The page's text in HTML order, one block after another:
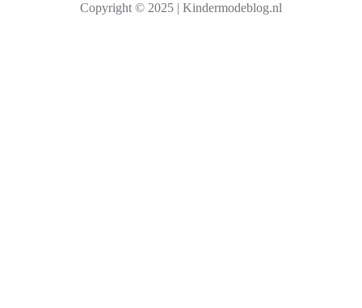
e
Copyright © 2025 | Kindermodeblog.nl